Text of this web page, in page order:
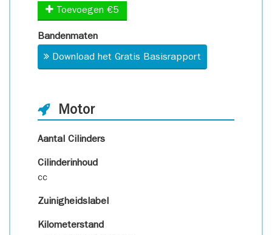
Toevoegen €5
Bandenmaten
Download het Gratis Basisrapport
Motor
Aantal Cilinders
Cilinderinhoud
cc
Zuinigheidslabel
Kilometerstand